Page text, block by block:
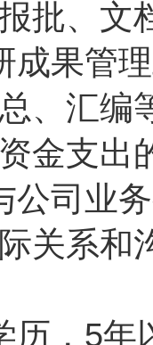
批、文
成果管
、汇编
金支出
公司业
关系和
， 5年